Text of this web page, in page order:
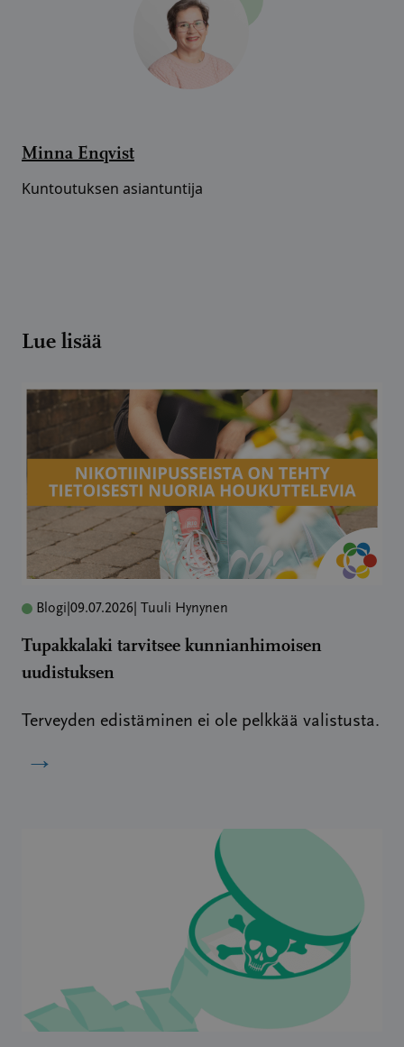
Minna Enqvist
Kuntoutuksen asiantuntija
Lue lisää
Blogi 09.07.2026 | Tuuli Hynynen
Tupakkalaki tarvitsee kunnianhimoisen
uudistuksen
Terveyden edistäminen ei ole pelkkää valistusta.
→